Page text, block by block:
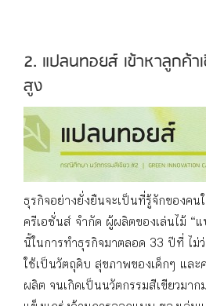
2. แปลนทอยส์ เข้าหาลูกค้า
สูง
ธุรกิจอย่างยั่งยืนจะเป็นที่รู้จักของค
ครีเอชั่นส์ จำกัด ผู้ผลิตของเล่นไม้ “
นี้ในการทำธุรกิจมาตลอด 33 ปีที่ ไม่
ใช้เป็นวัตถุดิบ สุขภาพของเด็กๆ และ
ผลิต จนเกิดเป็นนวัตกรรมสีเขียวมาก